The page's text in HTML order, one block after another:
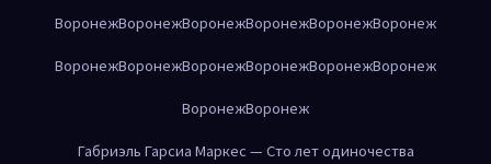
ВоронежВоронежВоронежВоронежВоронежВоронеж
ВоронежВоронежВоронежВоронежВоронежВоронеж
ВоронежВоронеж
Габриэль Гарсиа Маркес — Сто лет одиночества